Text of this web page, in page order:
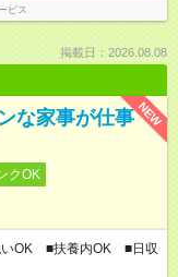
ビス
掲載日：2026.08.08
NEW
な家事が仕事
クOK
いOK ■扶養内OK ■日収